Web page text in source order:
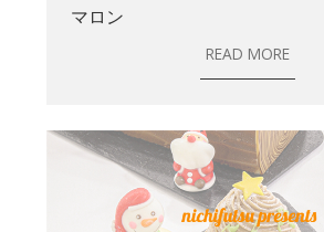
マロン
READ MORE